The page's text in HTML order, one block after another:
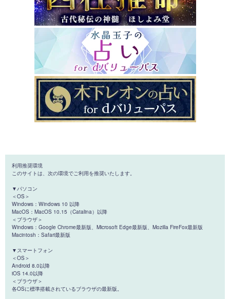
利用推奨環境
このサイトは、次の環境でご利用を推奨いたします。
▼パソコン
＜OS＞
Windows：Windows 10 以降
MacOS：MacOS 10.15（Catalina）以降
＜ブラウザ＞
Windows：Google Chrome最新版、Microsoft Edge最新版、Mozilla FireFox最新版
Macintosh：Safari最新版
▼スマートフォン
＜OS＞
Android 8.0以降
iOS 14.0以降
＜ブラウザ＞
各OSに標準搭載されているブラウザの最新版。